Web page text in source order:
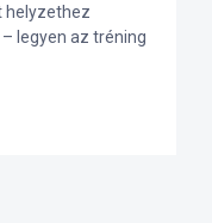
helyzethez
legyen az tréning